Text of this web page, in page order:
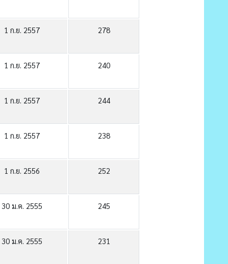
1 ก.ย. 2557 278
1 ก.ย. 2557 240
1 ก.ย. 2557 244
1 ก.ย. 2557 238
1 ก.ย. 2556 252
30 ม.ค. 2555 245
30 ม.ค. 2555 231